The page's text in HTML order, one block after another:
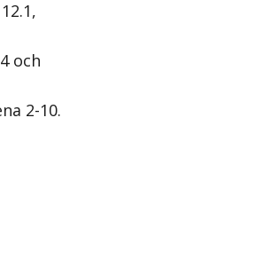
och
2-10.